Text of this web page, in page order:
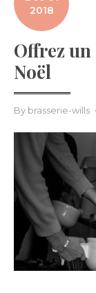
2018
Offrez
Noël
By brasserie-wills